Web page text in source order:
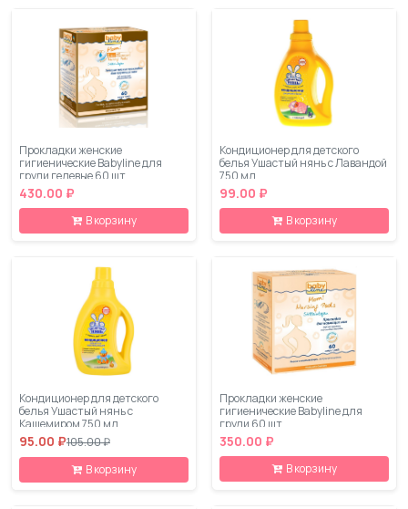
Прокладки женские
гигиенические Babyline для
груди гелевые 60 шт
430.00 ₽
В корзину
Кондиционер для детского
белья Ушастый нянь с Лавандой
750 мл
99.00 ₽
В корзину
Кондиционер для детского
белья Ушастый нянь с
Кашемиром 750 мл
95.00 ₽105.00 ₽
В корзину
Прокладки женские
гигиенические Babyline для
груди 60 шт.
350.00 ₽
В корзину